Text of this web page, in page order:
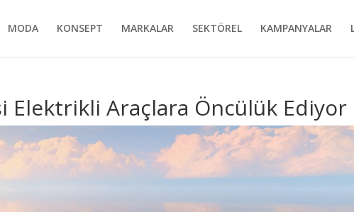
MODA KONSEPT MARKALAR SEKTÖREL KAMPANYALAR
Elektrikli Araçlara Öncülük Ediyor